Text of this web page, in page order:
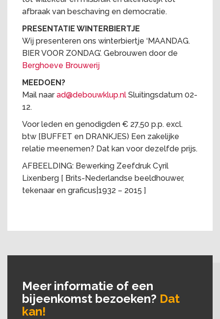
afbraak van beschaving en democratie.
PRESENTATIE WINTERBIERTJE
Wij presenteren ons winterbiertje ‘MAANDAG.
BIER VOOR ZONDAG’. Gebrouwen door de
Berghoeve Brouwerij
MEEDOEN?
Mail naarad@debouwklup.nl Sluitingsdatum 02-
12.
Voor leden en genodigden € 27,50 p.p. excl.
btw [BUFFET en DRANKJES) Een zakelijke
relatie meenemen? Dat kan voor dezelfde prijs.
AFBEELDING: Bewerking Zeefdruk Cyril
Lixenberg [ Brits-Nederlandse beeldhouwer,
tekenaar en graficus|1932 – 2015 ]
Meer informatie of een
bijeenkomst bezoeken? Dat
kan!